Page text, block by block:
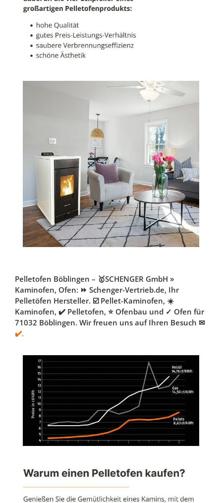
Pelletofen Böblingen – 🥇SCHENGER GmbH »
Kaminofen, Ofen: ⏩ Schenger-Vertrieb.de, Ihr
Pelletöfen Hersteller. ☑️ Pellet-Kaminofen, ☀️
Kaminofen, ✔️ Pelletofen, ⭐ Ofenbau und ✓ Ofen für
71032 Böblingen. Wir freuen uns auf Ihren Besuch ✉
✔️.